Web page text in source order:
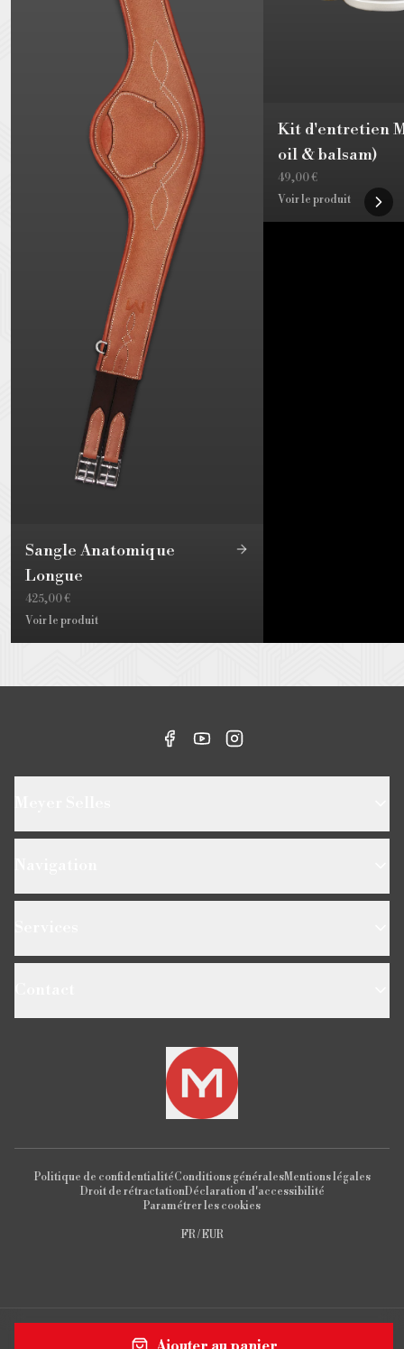
Sangle Anatomique
Longue
425,00 €
Voir le produit
Kit d'entretien
oil & balsam)
49,00 €
Voir le produit
Politique de confidentialitéConditions généralesMentions légales
Droit de rétractationDéclaration d'accessibilité
Paramétrer les cookies
FR / EUR